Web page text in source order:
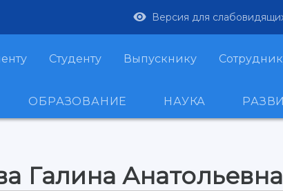
Версия для
Студенту Выпускнику
ОБРАЗОВАНИЕ НАУКА
Галина Анатольевна